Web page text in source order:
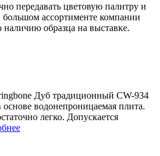
передавать цветовую палитру и
ассортименте компании
наличию образца на выставке.
Дуб традиционный CW-934
основе водонепроницаемая плита.
легко. Допускается